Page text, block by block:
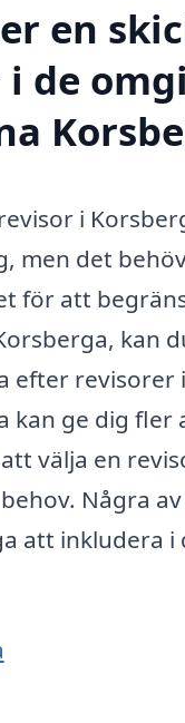
en
de
i
men det
för att
kan
efter revisorer
kan ge dig fler
välja en
Några
att inkludera i